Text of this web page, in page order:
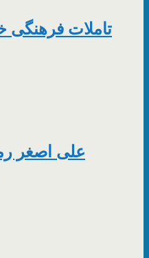
تاملات فرهنگی
علی اصغر